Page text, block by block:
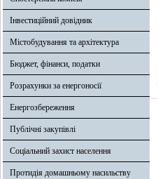
Інвестиційний довідник
Містобудування та архітектура
Бюджет, фінанси, податки
Розрахунки за енергоносії
Енергозбереження
Публічні закупівлі
Соціальний захист населення
Протидія домашньому насильству